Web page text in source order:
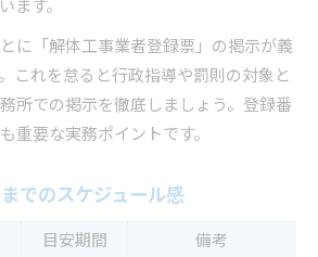
ます。
に「解体工事業者登録票」の掲示が義
これを怠ると行政指導や罰則の対象と
所での掲示を徹底しましょう。登録番
重要な実務ポイントです。
でのスケジュール感
目安期間
備考